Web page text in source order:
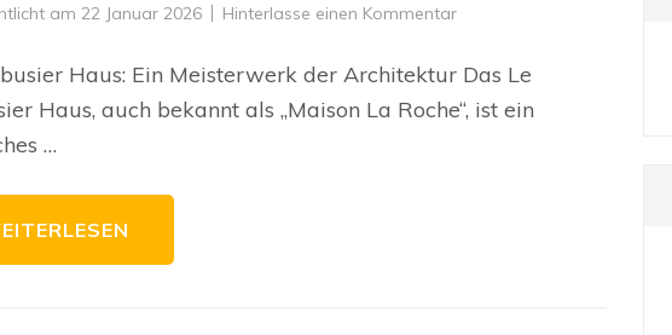
am 22 Januar 2026 Hinterlasse einen Kommentarzu
Das
Le
Corbusier
Haus
Haus: Ein Meisterwerk der Architektur Das Le
Haus, auch bekannt als „Maison La Roche“, ist ein
…